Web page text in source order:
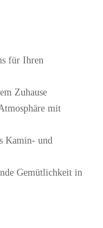
für Ihren
Zuhause
mit
Kamin- und
Gemütlichkeit in